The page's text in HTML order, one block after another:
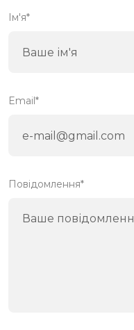
Ім'я*
Email*
Повідомлення*